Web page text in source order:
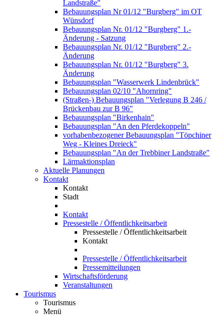
Landstraße"
Bebauungsplan Nr 01/12 "Burgberg" im OT
Wünsdorf
Bebauungsplan Nr. 01/12 "Burgberg" 1.-
Änderung - Satzung
Bebauungsplan Nr. 01/12 "Burgberg" 2.-
Änderung
Bebauungsplan Nr. 01/12 "Burgberg" 3.
Änderung
Bebauungsplan "Wasserwerk Lindenbrück"
Bebauungsplan 02/10 "Ahornring"
(Straßen-) Bebauungsplan "Verlegung B 246 /
Brückenbau zur B 96"
Bebauungsplan "Birkenhain"
Bebauungsplan "An den Pferdekoppeln"
vorhabenbezogener Bebauungsplan "Töpchiner
Weg - Kleines Dreieck"
Bebauungsplan "An der Trebbiner Landstraße"
Lärmaktionsplan
Aktuelle Planungen
Kontakt
Kontakt
Stadt
Kontakt
Pressestelle / Öffentlichkeitsarbeit
Pressestelle / Öffentlichkeitsarbeit
Kontakt
Pressestelle / Öffentlichkeitsarbeit
Pressemitteilungen
Wirtschaftsförderung
Veranstaltungen
Tourismus
Tourismus
Menü